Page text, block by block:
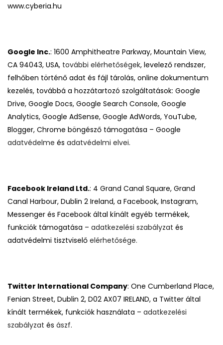
www.cyberia.hu
Google Inc.: 1600 Amphitheatre Parkway, Mountain View,
CA 94043, USA, további elérhetőségek, levelező rendszer,
felhőben történő adat és fájl tárolás, online dokumentum
kezelés, továbbá a hozzátartozó szolgáltatások: Google
Drive, Google Docs, Google Search Console, Google
Analytics, Google AdSense, Google AdWords, YouTube,
Blogger, Chrome böngésző támogatása – Google
adatvédelme és adatvédelmi elvei.
Facebook Ireland Ltd.: 4 Grand Canal Square, Grand
Canal Harbour, Dublin 2 Ireland, a Facebook, Instagram,
Messenger és Facebook által kínált egyéb termékek,
funkciók támogatása – adatkezelési szabályzat és
adatvédelmi tisztviselő elérhetősége.
Twitter International Company: One Cumberland Place,
Fenian Street, Dublin 2, D02 AX07 IRELAND, a Twitter által
kínált termékek, funkciók használata – adatkezelési
szabályzat és ászf.